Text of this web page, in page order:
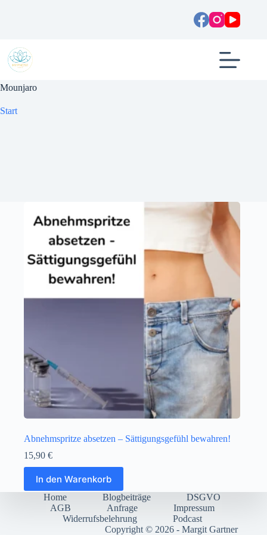
Mounjaro
Start
Abnehmspritze absetzen – Sättigungsgefühl bewahren!
15,90 €
In den Warenkorb
Home Blogbeiträge
DSGVO
AGB
Anfrage
Impressum
Widerrufsbelehrung
Podcast
Copyright © 2026 - Margit Gartner